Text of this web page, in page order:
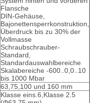
Flansche
DIN-Gehäuse,
Bajonettensperrkonstruktion,
Überdruck bis zu 30% der
Vollmasse
Schraubschrauber-
Standard,
Standardauswahlbereiche
Skalabereiche -600..0,0..10
bis 1000 Mbar
63,75,100 und 160 mm
Klasse eins.6,Klasse 2.5